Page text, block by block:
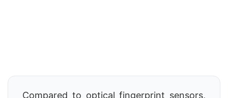
Compared to optical fingerprint sensors,